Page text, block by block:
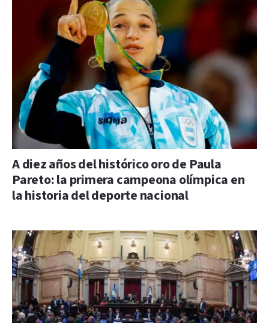
A diez años del histórico oro de Paula
Pareto: la primera campeona olímpica en
la historia del deporte nacional